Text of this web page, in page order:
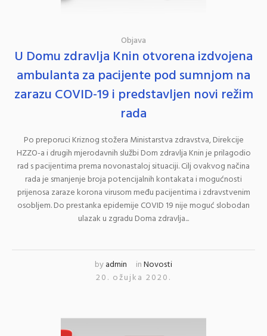
Objava
U Domu zdravlja Knin otvorena izdvojena
ambulanta za pacijente pod sumnjom na
zarazu COVID-19 i predstavljen novi režim
rada
Po preporuci Kriznog stožera Ministarstva zdravstva, Direkcije
HZZO-a i drugih mjerodavnih službi Dom zdravlja Knin je prilagodio
rad s pacijentima prema novonastaloj situaciji. Cilj ovakvog načina
rada je smanjenje broja potencijalnih kontakata i mogućnosti
prijenosa zaraze korona virusom među pacijentima i zdravstvenim
osobljem. Do prestanka epidemije COVID 19 nije moguć slobodan
ulazak u zgradu Doma zdravlja...
byadmin inNovosti
20. ožujka 2020.